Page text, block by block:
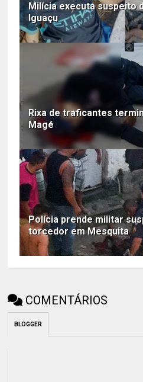
Milícia executa suspeito
Iguaçu
Rixa de traficantes
Magé
Polícia prende militar
torcedor em Mesquita
COMENTÁRIOS
BLOGGER